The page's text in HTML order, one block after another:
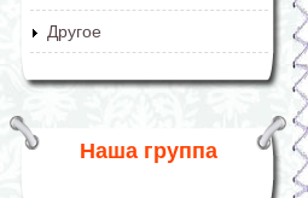
Другое
Наша группа